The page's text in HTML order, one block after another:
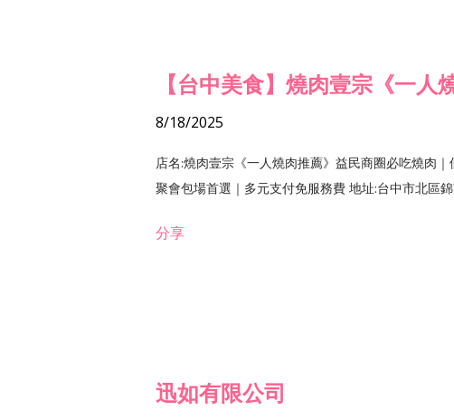
【台中美食】燒肉壹宗《一
8/18/2025
店名:燒肉壹宗《一人燒肉推薦》益民商圈必吃燒肉
聚會包場首選｜多元支付免服務費 地址:台中市北區
分享
迅如有限公司